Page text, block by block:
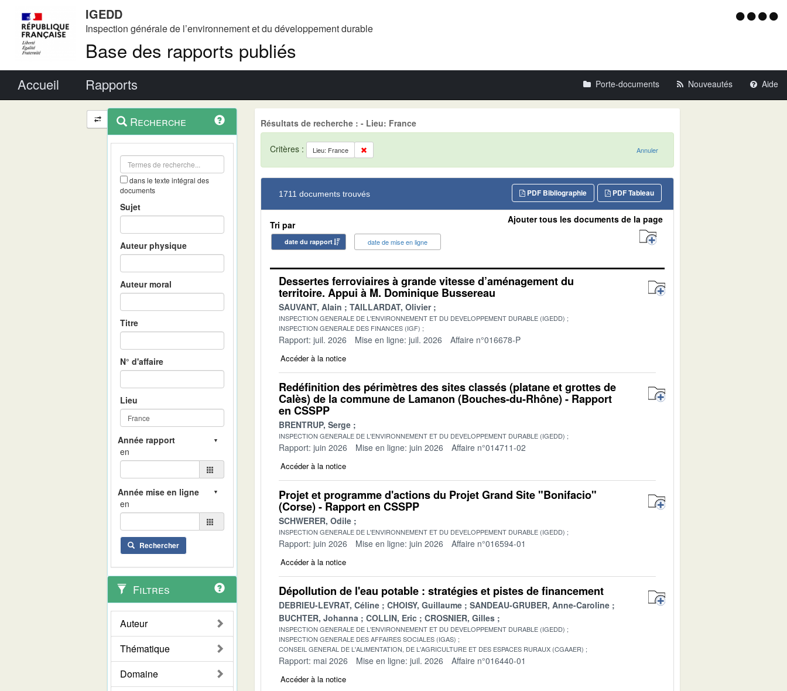
IGEDD
Inspection générale de l’environnement et du développement durable
Base des rapports publiés
Menu
Accueil Rapports Porte-documents Nouveautés Aide
Navigation
et
outils
contextuel
Recherche
dans le texte intégral des
documents
Sujet
Auteur physique
Auteur moral
Titre
N° d'affaire
Lieu
en
en
Rechercher
Filtres
Auteur
Thématique
Domaine
Résultats de recherche : - Lieu: France
Critères : Lieu: France Annuler
1711 documents trouvés PDF Tableau
PDF Bibliographie
Tri par
date du rapport date de mise en ligne
Ajouter tous les documents de la page
Dessertes ferroviaires à grande vitesse d’aménagement du
territoire. Appui à M. Dominique Bussereau
SAUVANT, Alain TAILLARDAT, Olivier
INSPECTION GENERALE DE L'ENVIRONNEMENT ET DU DEVELOPPEMENT DURABLE (IGEDD)
INSPECTION GENERALE DES FINANCES (IGF)
Rapport: juil. 2026 Mise en ligne: juil. 2026 Affaire n°016678-P
Accéder à la notice
Redéfinition des périmètres des sites classés (platane et grottes de
Calès) de la commune de Lamanon (Bouches-du-Rhône) - Rapport
en CSSPP
BRENTRUP, Serge
INSPECTION GENERALE DE L'ENVIRONNEMENT ET DU DEVELOPPEMENT DURABLE (IGEDD)
Rapport: juin 2026 Mise en ligne: juin 2026 Affaire n°014711-02
Accéder à la notice
Projet et programme d'actions du Projet Grand Site "Bonifacio"
(Corse) - Rapport en CSSPP
SCHWERER, Odile
INSPECTION GENERALE DE L'ENVIRONNEMENT ET DU DEVELOPPEMENT DURABLE (IGEDD)
Rapport: juin 2026 Mise en ligne: juin 2026 Affaire n°016594-01
Accéder à la notice
Dépollution de l'eau potable : stratégies et pistes de financement
DEBRIEU-LEVRAT, Céline CHOISY, Guillaume
SANDEAU-GRUBER, Anne-Caroline
BUCHTER, Johanna
COLLIN, Eric CROSNIER, Gilles
INSPECTION GENERALE DE L'ENVIRONNEMENT ET DU DEVELOPPEMENT DURABLE (IGEDD)
INSPECTION GENERALE DES AFFAIRES SOCIALES (IGAS)
CONSEIL GENERAL DE L'ALIMENTATION, DE L'AGRICULTURE ET DES ESPACES RURAUX (CGAAER)
Rapport: mai 2026 Mise en ligne: juil. 2026 Affaire n°016440-01
Accéder à la notice